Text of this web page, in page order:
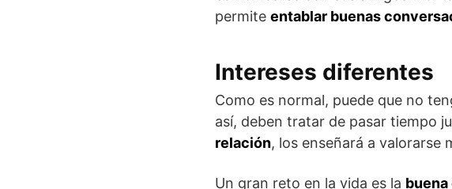
permite entablar buenas
Intereses diferentes
Como es normal, puede que no
así, deben tratar de pasar tiempo
relación, los enseñará a valorarse
Un gran reto en la vida es la